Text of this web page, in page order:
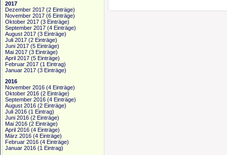
2017
Dezember 2017 (2 Einträge)
November 2017 (6 Einträge)
Oktober 2017 (3 Einträge)
September 2017 (4 Einträge)
August 2017 (3 Einträge)
Juli 2017 (2 Einträge)
Juni 2017 (5 Einträge)
Mai 2017 (3 Einträge)
April 2017 (5 Einträge)
Februar 2017 (1 Eintrag)
Januar 2017 (3 Einträge)
2016
November 2016 (4 Einträge)
Oktober 2016 (2 Einträge)
September 2016 (4 Einträge)
August 2016 (2 Einträge)
Juli 2016 (1 Eintrag)
Juni 2016 (2 Einträge)
Mai 2016 (2 Einträge)
April 2016 (4 Einträge)
März 2016 (4 Einträge)
Februar 2016 (4 Einträge)
Januar 2016 (1 Eintrag)